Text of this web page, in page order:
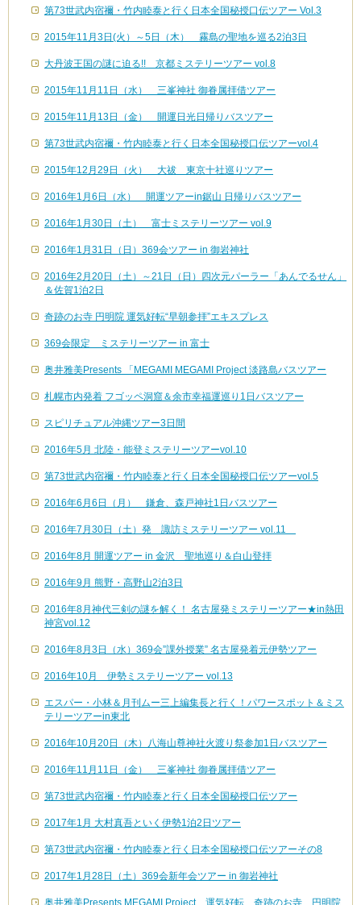
第73世武内宿禰・竹内睦泰と行く日本全国秘授口伝ツアー Vol.3
2015年11月3日(火）～5日（木） 霧島の聖地を巡る2泊3日
大丹波王国の謎に迫る!! 京都ミステリーツアー vol.8
2015年11月11日（水） 三峯神社 御眷属拝借ツアー
2015年11月13日（金） 開運日光日帰りバスツアー
第73世武内宿禰・竹内睦泰と行く日本全国秘授口伝ツアーvol.4
2015年12月29日（火） 大祓 東京十社巡りツアー
2016年1月6日（水） 開運ツアーin鋸山 日帰りバスツアー
2016年1月30日（土） 富士ミステリーツアー vol.9
2016年1月31日（日）369会ツアー in 御岩神社
2016年2月20日（土）～21日（日）四次元パーラー「あんでるせん」
＆佐賀1泊2日
奇跡のお寺 円明院 運気好転“早朝参拝”エキスプレス
369会限定 ミステリーツアー in 富士
奥井雅美Presents 「MEGAMI MEGAMI Project 淡路島バスツアー
札幌市内発着 フゴッペ洞窟＆余市幸福運巡り1日バスツアー
スピリチュアル沖縄ツアー3日間
2016年5月 北陸・能登ミステリーツアーvol.10
第73世武内宿禰・竹内睦泰と行く日本全国秘授口伝ツアーvol.5
2016年6月6日（月） 鎌倉、森戸神社1日バスツアー
2016年7月30日（土）発 諏訪ミステリーツアー vol.11
2016年8月 開運ツアー in 金沢 聖地巡り＆白山登拝
2016年9月 熊野・高野山2泊3日
2016年8月神代三剣の謎を解く！ 名古屋発ミステリーツアー★in熱田
神宮vol.12
2016年8月3日（水）369会”課外授業” 名古屋発着元伊勢ツアー
2016年10月 伊勢ミステリーツアー vol.13
エスパー・小林＆月刊ムー三上編集長と行く！パワースポット＆ミス
テリーツアーin東北
2016年10月20日（木）八海山尊神社火渡り祭参加1日バスツアー
2016年11月11日（金） 三峯神社 御眷属拝借ツアー
第73世武内宿禰・竹内睦泰と行く日本全国秘授口伝ツアー
2017年1月 大村真吾といく伊勢1泊2日ツアー
第73世武内宿禰・竹内睦泰と行く日本全国秘授口伝ツアーその8
2017年1月28日（土）369会新年会ツアー in 御岩神社